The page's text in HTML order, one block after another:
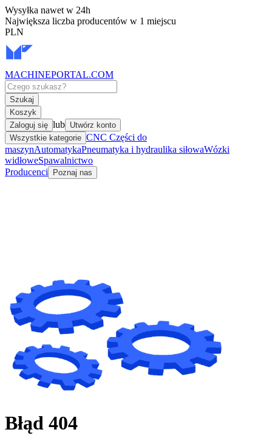
Wysyłka nawet w 24h
Największa liczba producentów w 1 miejscu
PLN
MACHINEPORTAL.COM
Szukaj
Koszyk
Zaloguj się lub Utwórz konto
Wszystkie kategorie CNC Części do
maszynAutomatykaPneumatyka i hydraulika siłowaWózki
widłoweSpawalnictwo
Producenci
Poznaj nas
Błąd 404